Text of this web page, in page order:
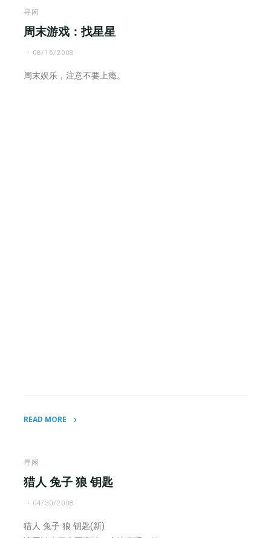
娱
乐：
下
这
寻闲
周末游戏：找星星
08/16/2008
周末娱乐，注意不要上瘾。
READ MORE
游
戏：
找
星
星"
寻闲
猎人 兔子 狼 钥匙
04/30/2008
猎人 兔子 狼 钥匙(新)